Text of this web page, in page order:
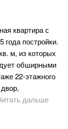
квартира с
года постройки.
м, из которых
обширными
22-этажного
дальше